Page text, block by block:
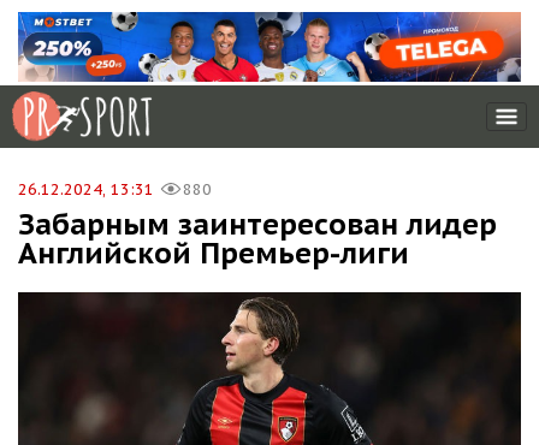
26.12.2024, 13:31 880
Забарным заинтересован лидер
Английской Премьер-лиги